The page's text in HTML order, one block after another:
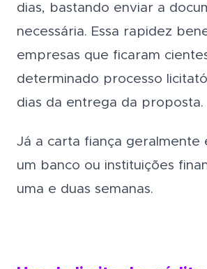
dias, bastando enviar a
necessária. Essa rapidez
empresas que ficaram
determinado processo
dias da entrega da proposta.
Já a carta fiança geralmente
um banco ou instituições
uma e duas semanas.